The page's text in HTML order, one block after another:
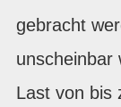
gebracht
unscheinbar
Last von bis